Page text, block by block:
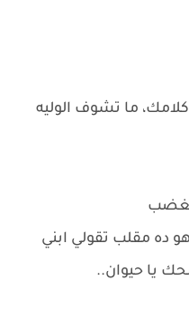
ما تشوف الوليه
بغضب
ده مقلب تقولي ابني
يا حيوان..